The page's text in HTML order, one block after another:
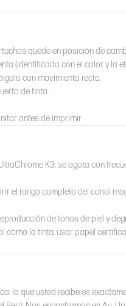
quede en posición de
(identificada con el color y la
con movimiento recto.
de tinta.
antes de imprimir.
K3; se agota con
el rango completo del canal
de tonos de piel y
como la tinta; usar papel
lo que usted recibe es